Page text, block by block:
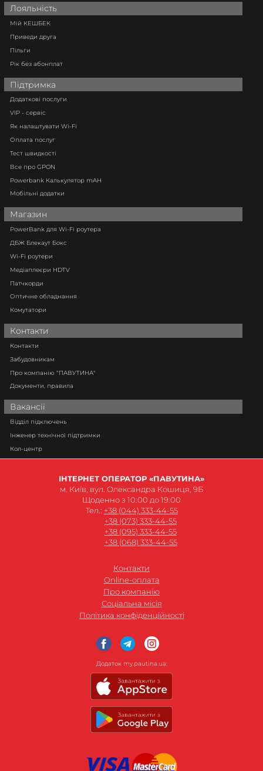
Лояльність
Мій КЕШБЕК
Приведи друга
Пільги
Рік без абонплат
Підтримка
Додаткові послуги
VIP - сервіс
Як налаштувати Wi-Fi
Оплата послуг
Тест швидкості
Все про GPON
Powerbank Калькулятор mAH
Мобільні додатки
Магазин
PowerBank для Wi-Fi роутера
ДБЖ Блекаут Бокс
Wi-Fi роутери
Медіаплеєри HDTV
Патчкорди
Оптичне обладнання
Комутатори
Контакти
Контакти
Забудовникам
Про компанію "ПАВУТИНА"
Документи, правила
Вакансії
Відділ підключень
Інженер технічної підтримки
Кол-центр
ІНТЕРНЕТ ОПЕРАТОР «ПАВУТИНА»
м. Київ, вул. Олександра Кошиця, 9Б
Щоденно з 10:00 до 19:00
Тел.: +38 (044) 333-44-55
+38 (073) 333-44-55
+38 (095) 333-44-55
+38 (068) 333-44-55
Контакти
Online-оплата
Про компанію
Соціальна місія
Політика конфіденційності
Додаток my.pautina.ua: